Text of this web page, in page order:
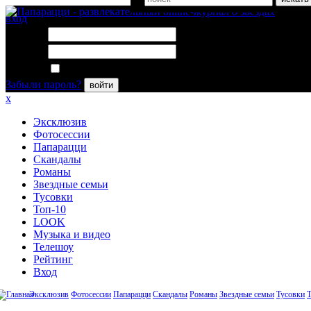
вход
Забыли пароль?
войти
x
Эксклюзив
Фотосессии
Папарацци
Скандалы
Романы
Звездные семьи
Тусовки
Топ-10
LOOK
Музыка и видео
Телешоу
Рейтинг
Вход
Эксклюзив Фотосессии Папарацци Скандалы Романы Звездные семьи Тусовки